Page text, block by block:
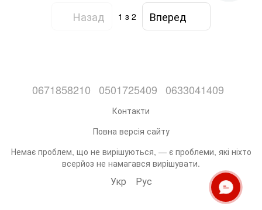
Назад 1 з 2 Вперед
0671858210 0501725409 0633041409
Контакти
Повна версія сайту
Немає проблем, що не вирішуються, — є проблеми, які ніхто
всерйоз не намагався вирішувати.
Укр Рус ОНЛАЙН ЧАТ